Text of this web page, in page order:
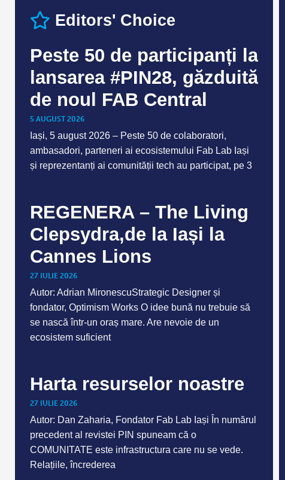
Editors' Choice
Peste 50 de participanți la
lansarea #PIN28, găzduită
de noul FAB Central
5 AUGUST 2026
Iași, 5 august 2026 – Peste 50 de colaboratori,
ambasadori, parteneri ai ecosistemului Fab Lab Iași
și reprezentanți ai comunității tech au participat, pe 3
REGENERA – The Living
Clepsydra,de la Iași la
Cannes Lions
27 IULIE 2026
Autor: Adrian MironescuStrategic Designer și
fondator, Optimism Works O idee bună nu trebuie să
se nască într-un oraș mare. Are nevoie de un
ecosistem suficient
Harta resurselor noastre
27 IULIE 2026
Autor: Dan Zaharia, Fondator Fab Lab Iași În numărul
precedent al revistei PIN spuneam că o
COMUNITATE este infrastructura care nu se vede.
Relațiile, încrederea